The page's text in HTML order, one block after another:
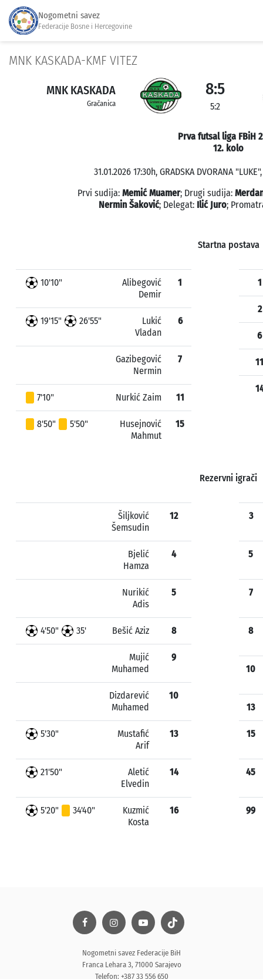
Nogometni savez
Federacije Bosne i Hercegovine
MNK KASKADA-KMF VITEZ
MNK KASKADA
Gračanica
8:5
5:2
Prva futsal liga FBiH
12. kolo
31.01.2026 17:30h, GRADSKA DVORANA
Prvi sudija: Memić Muamer; Drugi sudija:
Nermin Šaković; Delegat: Ilić Juro;
Startna postava
10'10"
Alibegović
Demir
1
19'15" 26'55"
Lukić
Vladan
6
Gazibegović
Nermin
7
7'10" Nurkić Zaim 11
8'50" 5'50"
Husejnović
Mahmut
15
1
2
6
11
Rezervni igrači
Šiljković
Šemsudin
12
Bjelić
Hamza
4
Nurikić
Adis
5
4'50" 35' Bešić Aziz 8
Mujić
Muhamed
9
Dizdarević
Muhamed
10
5'30"
Mustafić
Arif
13
21'50"
Aletić
Elvedin
14
5'20" 34'40"
Kuzmić
Kosta
16
3
5
7
8
10
13
15
45
99
Nogometni savez Federacije BiH
Franca Lehara 3, 71000 Sarajevo
Telefon: +387 33 556 650